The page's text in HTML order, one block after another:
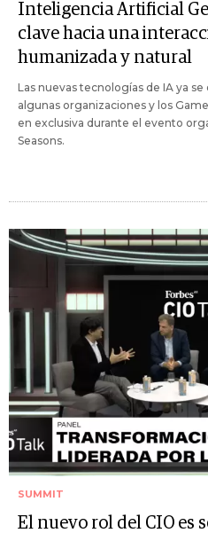
Inteligencia Artificial
clave hacia una
humanizada y natural
Las nuevas tecnologías de IA ya
algunas organizaciones y los
en exclusiva durante el evento
Seasons.
SUMMIT
El nuevo rol del CIO es